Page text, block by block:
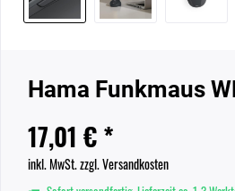
Hama Funkmaus
17,01 € *
inkl. MwSt.zzgl. Versandkosten